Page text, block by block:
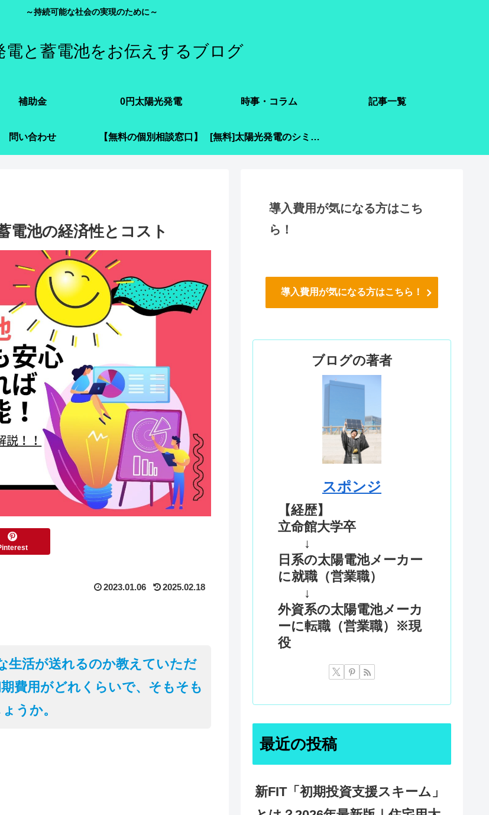
～持続可能な社会の実現のために～
電と蓄電池をお伝えするブログ
補助金 0円太陽光発電 時事・コラム 記事一覧
問い合わせ 【無料の個別相談窓口】 [無料]太陽光発電のシミュレーション
電池の経済性とコスト
2023.01.06 2025.02.18
生活が送れるのか教えていただ
費用がどれくらいで、そもそも
うか。
導入費用が気になる方はこち
ら！
導入費用が気になる方はこちら！
ブログの著者
スポンジ
【経歴】
立命館大学卒
↓
日系の太陽電池メーカー
に就職（営業職）
↓
外資系の太陽電池メーカ
ーに転職（営業職）※現
役
最近の投稿
新FIT「初期投資支援スキーム」